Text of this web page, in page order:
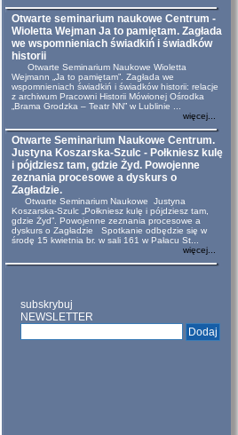
Otwarte seminarium naukowe Centrum -
Wioletta Wejman Ja to pamiętam. Zagłada
we wspomnieniach świadkiń i świadków
historii
Otwarte Seminarium Naukowe Wioletta
Wejmann „Ja to pamiętam”. Zagłada we
wspomnieniach świadkiń i świadków historii: relacje
z archiwum Pracowni Historii Mówionej Ośrodka
„Brama Grodzka – Teatr NN” w Lublinie ...
więcej...
Otwarte Seminarium Naukowe Centrum.
Justyna Koszarska-Szulc - Połkniesz kulę
i pójdziesz tam, gdzie Żyd. Powojenne
zeznania procesowe a dyskurs o
Zagładzie.
Otwarte Seminarium Naukowe Justyna
Koszarska-Szulc „Połkniesz kulę i pójdziesz tam,
gdzie Żyd”. Powojenne zeznania procesowe a
dyskurs o Zagładzie Spotkanie odbędzie się w
środę 15 kwietnia br. w sali 161 w Pałacu St...
więcej...
subskrybuj
NEWSLETTER